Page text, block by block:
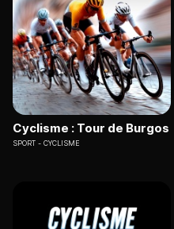
Cyclisme : Tour de Burgos
SPORT CYCLISME